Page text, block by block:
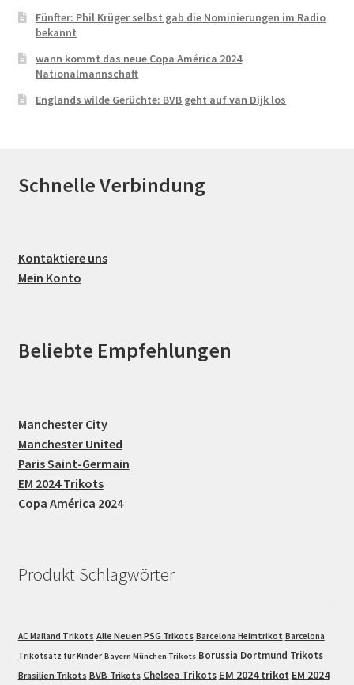
Fünfter: Phil Krüger selbst gab die Nominierungen im Radio
bekannt
wann kommt das neue Copa América 2024
Nationalmannschaft
Englands wilde Gerüchte: BVB geht auf van Dijk los
Schnelle Verbindung
Kontaktiere uns
Mein Konto
Beliebte Empfehlungen
Manchester City
Manchester United
Paris Saint-Germain
EM 2024 Trikots
Copa América 2024
Produkt Schlagwörter
AC Mailand Trikots Alle Neuen PSG Trikots Barcelona Heimtrikot Barcelona
Trikotsatz für Kinder Bayern München Trikots Borussia Dortmund Trikots
Brasilien Trikots BVB Trikots Chelsea Trikots EM 2024 trikot EM 2024